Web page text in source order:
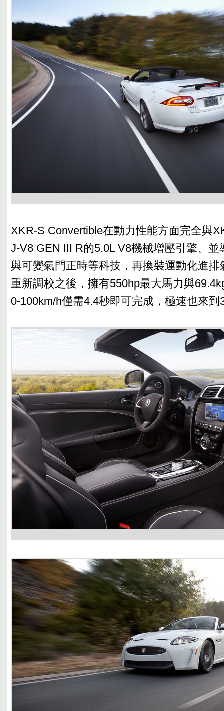
XKR-S Convertible在動力性能方面完全與
J-V8 GEN III R的5.0L V8機械增壓引擎、
與可變氣門正時等科技，再換裝運動化進
重新調校之後，擁有550hp最大馬力與
0-100km/h僅需4.4秒即可完成，極速也來到